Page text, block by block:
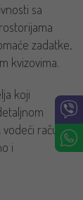
sa
zadatke,
kvizovima.
koji
računa
i